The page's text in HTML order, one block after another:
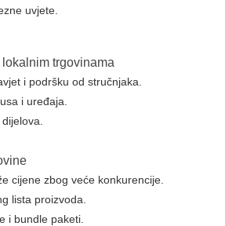
uvjete.
trgovinama
i podršku od stručnjaka.
i uređaja.
cijene zbog veće konkurencije.
lista proizvoda.
i bundle paketi.